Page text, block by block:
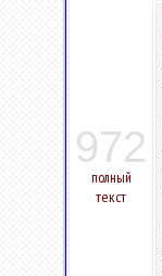
972
полный
текст